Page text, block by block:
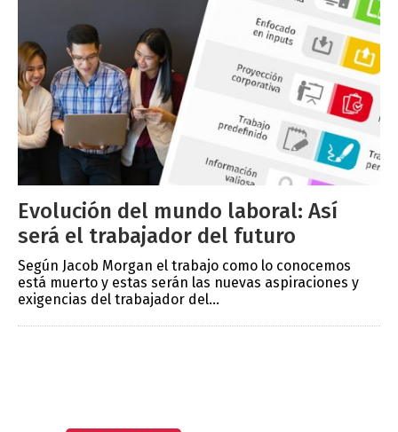
Evolución del mundo laboral: Así
será el trabajador del futuro
Según Jacob Morgan el trabajo como lo conocemos
está muerto y estas serán las nuevas aspiraciones y
exigencias del trabajador del...